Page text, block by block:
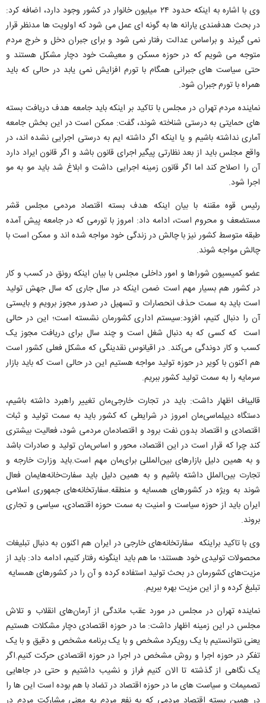
وی با اشاره به اینکه حدود ۲۴ میلیون خانوار در کشور وجود دارد، اضافه کرد:
در بحث هدفمندی یارانه ها به گونه ای عمل می شود که اولویت ها مدنظر قرار
نمی گیرند و براساس عدالت رفتار نمی شود و برای جبران دخل و خرج مردم
متوجه می شویم که در حوزه مسکن و معیشت خود دچار مشکل هستند و
حتی سیاست های جبرانی همگام با تورم افزایش نمی یابد در حالی که باید
همراه با تورم جبران شود.
نماینده مردم تهران در مجلس با تاکید بر اینکه باید جامعه هدف دریافت بسته
های حمایتی به درستی شناخته شوند، گفت: ممکن است در این بخش جامعه
آماری نداشته باشیم و یا اینکه اگر داشته ایم به درستی اجرایی نشده اند، در
واقع مجلس باید از بعد نظارتی پیگیر اجرای قانون باشد و اگر قانون ایراد دارد
آن را اصلاح کند اما اگر قانون زمینه اجرایی داشت و ابلاغ شد باید مو به مو
اجرا شود.
رئیس قوه مقننه با بیان اینکه هدف بسته اقتصاد مردمی مجلس قشر
مستضعف و محروم است، ادامه داد: امروز با تورمی که در جامعه پیش آمده
طبقه متوسط کشور نیز با چالش در زندگی خود مواجه شده اند و ممکن است با
چالش مواجه شوند.
عضو کمیسیون شوراها و امور داخلی مجلس با بیان اینکه رونق در کسب و کار
در کشور هم بسیار مهم است ضمن اینکه در سال جاری که سال جهش تولید
است باید به سمت حذف انحصارات و تسهیل در صدور مجوز برویم و بایستی
آن را دنبال کنیم، افزود:سیستم اداری کشورمان نشسته است؛ این در حالی
است که کسی که به دنبال شغل است و چند سال برای دریافت مجوز یک
کسب و کار دوندگی می‌کند. در اقیانوس نقدینگی که مشکل فعلی کشور است
هم اکنون با کویر در حوزه تولید مواجه هستیم این در حالی است که باید بازار
سرمایه را به سمت تولید کشور ببریم.
قالیباف اظهار داشت: ‌باید در تجارت خارجی‌مان تغییر راهبرد داشته باشیم،
دستگاه دیپلماسی‌مان امروز در شرایطی که کشور باید به سمت تولید و ثبات
اقتصادی و اقتصاد بدون نفت برود و اقتصادمان مردمی شود، فعالیت بیشتری
کند چرا که قرار است در این اقتصاد، محور و اساس‌مان تولید و صادرات باشد
و به همین دلیل بازارهای بین‌المللی برای‌مان مهم است.باید وزارت خارجه و
تجارت بین‌الملل داشته باشیم و به همین دلیل باید سفارت‌خانه‌هایمان فعال
شوند به ویژه در کشورهای همسایه و منطقه.سفارتخانه‌های جمهوری اسلامی
ایران باید از حوزه سیاست و امنیت به سمت حوزه اقتصادی، سیاسی و تجاری
بروند.
وی با تاکید براینکه سفارتخانه‌‌های خارجی در ایران هم اکنون به دنبال تبلیغات
محصولات تولیدی خود هستند؛ ما هم باید اینگونه رفتار کنیم، ادامه داد: باید از
مزیت‌های کشورمان در بحث تولید استفاده کرده و آن را در کشورهای همسایه
تبلیغ کرده و از این مزیت بهره ببریم.
نماینده تهران در مجلس در مورد عقب ماندگی از آرمان‌های انقلاب و تلاش
مجلس در این زمینه اظهار داشت: ما در حوزه اقتصادی دچار مشکلات هستیم
یعنی نتوانستیم با یک رویکرد مشخص و با یک برنامه مشخص و دقیق و با یک
تفکر در حوزه اجرا و روش مشخص در اجرا در حوزه اقتصادی حرکت کنیم.اگر
یک نگاهی از گذشته تا الان کنیم فراز و نشیب داشتیم و حتی در جاهایی
تصمیمات و سیاست های ما در حوزه اقتصاد در تضاد با هم بوده است این ها را